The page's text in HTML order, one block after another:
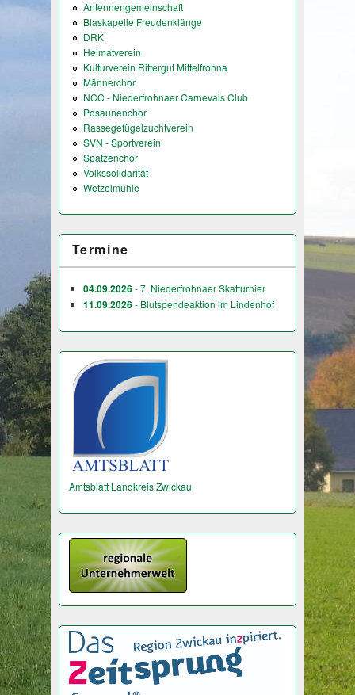
Antennengemeinschaft
Blaskapelle Freudenklänge
DRK
Heimatverein
Kulturverein Rittergut Mittelfrohna
Männerchor
NCC - Niederfrohnaer Carnevals Club
Posaunenchor
Rassegefügelzuchtverein
SVN - Sportverein
Spatzenchor
Volkssolidarität
Wetzelmühle
Termine
04.09.2026- 7. Niederfrohnaer Skatturnier
11.09.2026- Blutspendeaktion im Lindenhof
Amtsblatt Landkreis Zwickau